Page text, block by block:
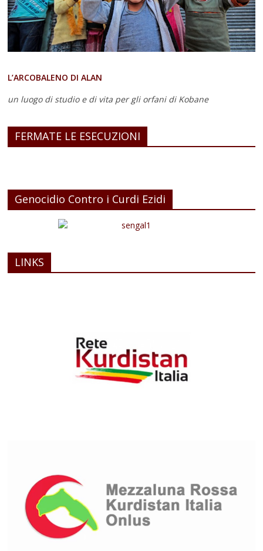
L’ARCOBALENO DI ALAN
un luogo di studio e di vita per gli orfani di Kobane
FERMATE LE ESECUZIONI
Genocidio Contro i Curdi Ezidi
LINKS